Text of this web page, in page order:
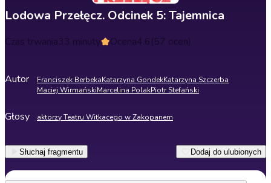
Lodowa Przełęcz. Odcinek 5: Tajemnica
Czas trwania33 minuty Ocena4.6(57 ocen)
Autor Franciszek BerbekaKatarzyna GondekKatarzyna Szczerba
Maciej WirmańskiMarcelina PolakPiotr Stefański
Głosy aktorzy Teatru Witkacego w Zakopanem
Słuchaj fragmentu Dodaj do ulubionych